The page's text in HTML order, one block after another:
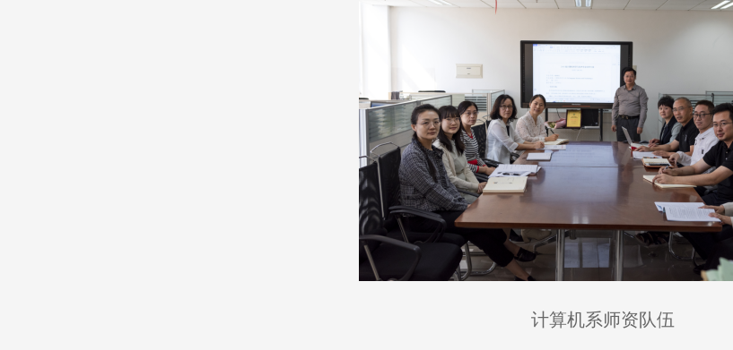
计算机系师资队伍